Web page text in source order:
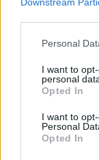
Please note that
not limited to
grant or deny
use your data
consent section.
Personal
I want to
personal
Opted In
I want to
Personal
Opted In